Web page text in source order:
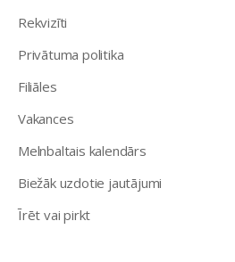
Rekvizīti
Privātuma politika
Filiāles
Vakances
Melnbaltais kalendārs
Biežāk uzdotie jautājumi
Īrēt vai pirkt